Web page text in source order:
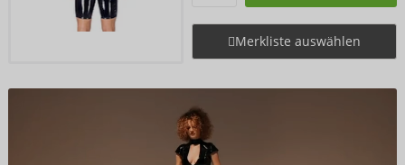
Merkliste auswählen